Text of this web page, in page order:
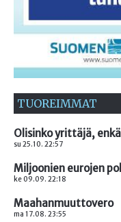
TUOREIMMAT
Olisinko yrittäjä,
su 25.10. 22:57
Miljoonien eurojen
ke 09.09. 22:18
Maahanmuuttovero
ma 17.08. 23:55